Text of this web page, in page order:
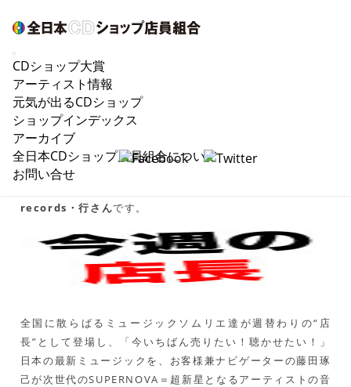
CDショップ大賞
アーティスト情報
元気が出るCDショップ
ショップインデックス
アーカイブ
全日本CDショップ店員組合について
お問い合せ
11/8“IMOARAIZAKA RECORDS”今週の『店
長』は、mona records・行さん
六本木・芋洗い坂にある架空のCDショップ“IMOARAIZAKA
records・行さんです。
全国に散らばるミュージックソムリエ達が週替わりの“店
長”として登場し、「今いちばん売りたい！聴かせたい！」
日本の最新ミュージックを、お客様兼ナビゲーターの藤田琢
己が次世代のSUPERNOVA＝超新星となるアーティストの音